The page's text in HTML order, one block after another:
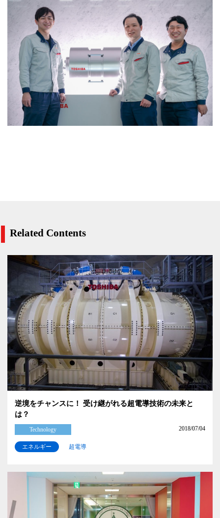
Related Contents
逆境をチャンスに！ 受け継がれる超電導技術の未来と
は？
2018/07/04
Technology
エネルギー 超電導